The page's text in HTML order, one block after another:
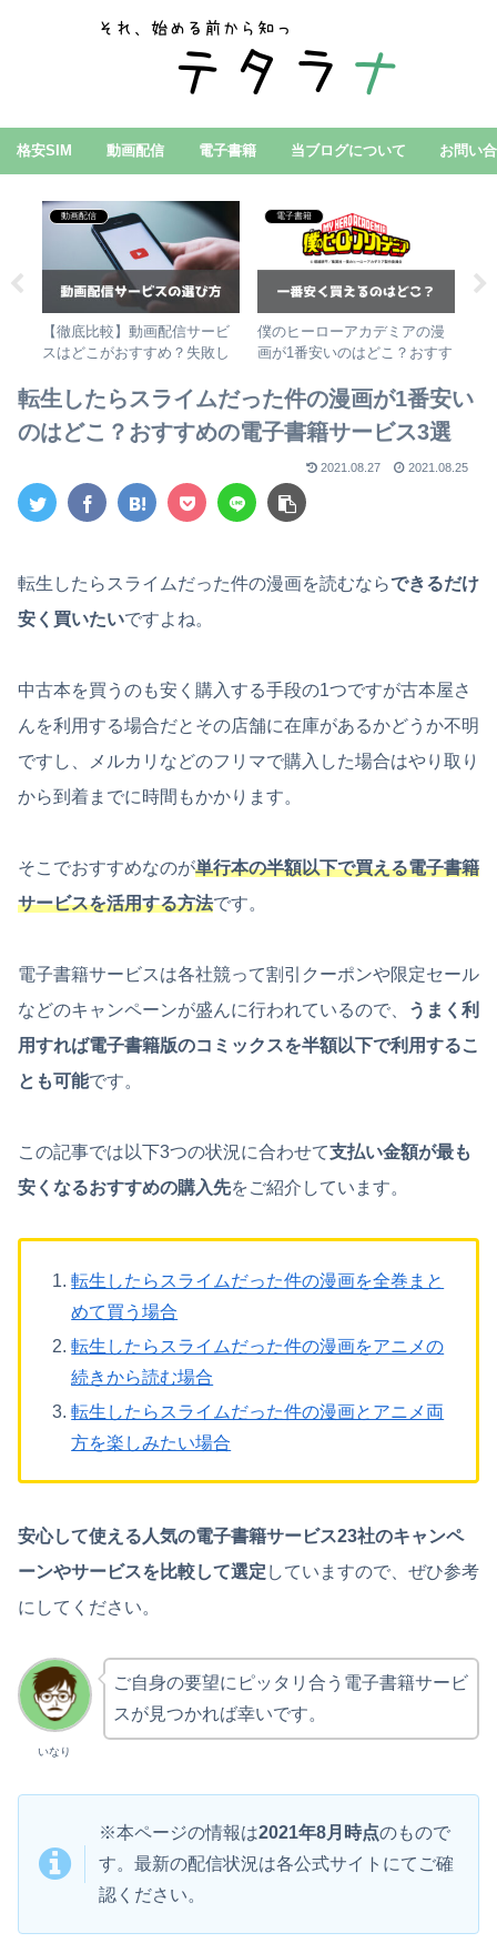
格安SIM 動画配信 電子書籍 当ブログについて お問い
動画配信
【徹底比較】動画配信サービ
スはどこがおすすめ？失敗し
電子書籍
僕のヒーローアカデミアの漫
画が1番安いのはどこ？おすす
転生したらスライムだった件の漫画が1番安い
のはどこ？おすすめの電子書籍サービス3選
2021.08.27 2021.08.25
転生したらスライムだった件の漫画を読むならできるだけ
安く買いたいですよね。
中古本を買うのも安く購入する手段の1つですが古本屋さ
んを利用する場合だとその店舗に在庫があるかどうか不明
ですし、メルカリなどのフリマで購入した場合はやり取り
から到着までに時間もかかります。
そこでおすすめなのが単行本の半額以下で買える電子書籍
サービスを活用する方法です。
電子書籍サービスは各社競って割引クーポンや限定セール
などのキャンペーンが盛んに行われているので、
うまく利
用すれば電子書籍版のコミックスを半額以下で利用するこ
とも可能です。
この記事では以下3つの状況に合わせて支払い金額が最も
安くなるおすすめの購入先をご紹介しています。
転生したらスライムだった件の漫画を全巻まと
めて買う場合
転生したらスライムだった件の漫画をアニメの
続きから読む場合
転生したらスライムだった件の漫画とアニメ両
方を楽しみたい場合
安心して使える人気の電子書籍サービス23社のキャンペ
ーンやサービスを比較して選定 していますので、ぜひ参考
にしてください。
いなり
ご自身の要望にピッタリ合う電子書籍サービ
スが見つかれば幸いです。
※本ページの情報は2021年8月時点のもので
す。最新の配信状況は各公式サイトにてご確
認ください。